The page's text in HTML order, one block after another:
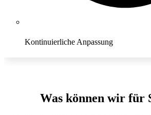
Kontinuierliche Anpassung
Was können wir für